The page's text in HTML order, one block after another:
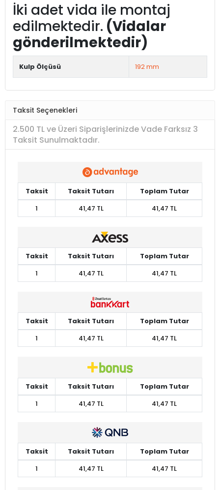
İki adet vida ile montaj
edilmektedir. (Vidalar
gönderilmektedir)
Kulp Ölçüsü 192 mm
Taksit Seçenekleri
2.500 TL ve Üzeri Siparişlerinizde Vade Farksız 3
Taksit Sunulmaktadır.
Taksit Taksit Tutarı
Toplam Tutar
1
41,47 TL 41,47 TL
Taksit Taksit Tutarı
Toplam Tutar
1
41,47 TL 41,47 TL
Taksit Taksit Tutarı
Toplam Tutar
1
41,47 TL 41,47 TL
Taksit Taksit Tutarı
Toplam Tutar
1
41,47 TL 41,47 TL
Taksit Taksit Tutarı
Toplam Tutar
1
41,47 TL 41,47 TL